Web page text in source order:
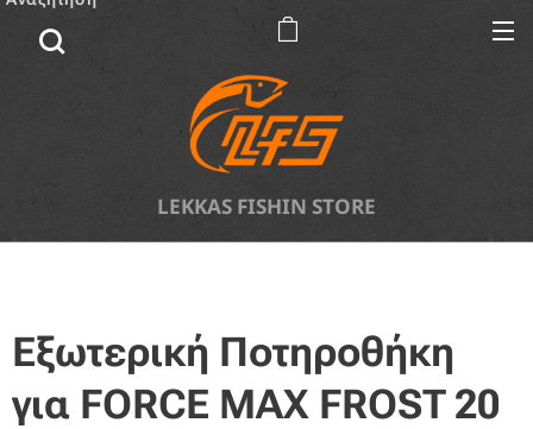
LEKKAS FISHIN STORE
Εξωτερική Ποτηροθήκη
για FORCE MAX FROST 20